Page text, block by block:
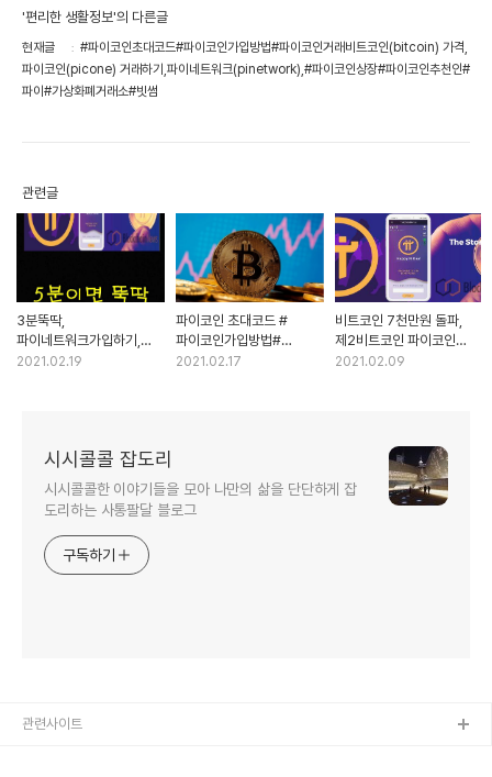
'편리한 생활정보'의 다른글
현재글
#파이코인초대코드#파이코인가입방법#파이코인거래비트코인(bitcoin) 가격,
파이코인(picone) 거래하기,파이네트워크(pinetwork),#파이코인상장#파이코인추천인#
파이#가상화폐거래소#빗썸
관련글
3분뚝딱,
파이네트워크가입하기,
파이코인초대코드,
파이초대코드,
파이네트워크초대코드
2021.02.19
파이코인 초대코드 #
파이코인가입방법#
비트코인가격#
2021.02.17
비트코인 7천만원 돌파,
제2비트코인 파이코인
가입하기 초대코드받기
2021.02.09
시시콜콜 잡도리
시시콜콜한 이야기들을 모아 나만의 삶을 단단하게 잡
도리하는 사통팔달 블로그
구독하기
관련사이트